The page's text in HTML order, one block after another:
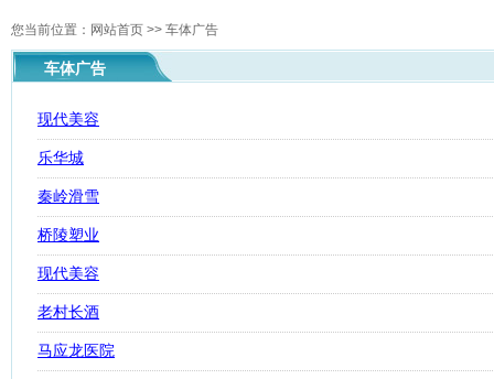
您当前位置： 网站首页 >> 车体广告
车体广告
现代美容
乐华城
秦岭滑雪
桥陵塑业
现代美容
老村长酒
马应龙医院